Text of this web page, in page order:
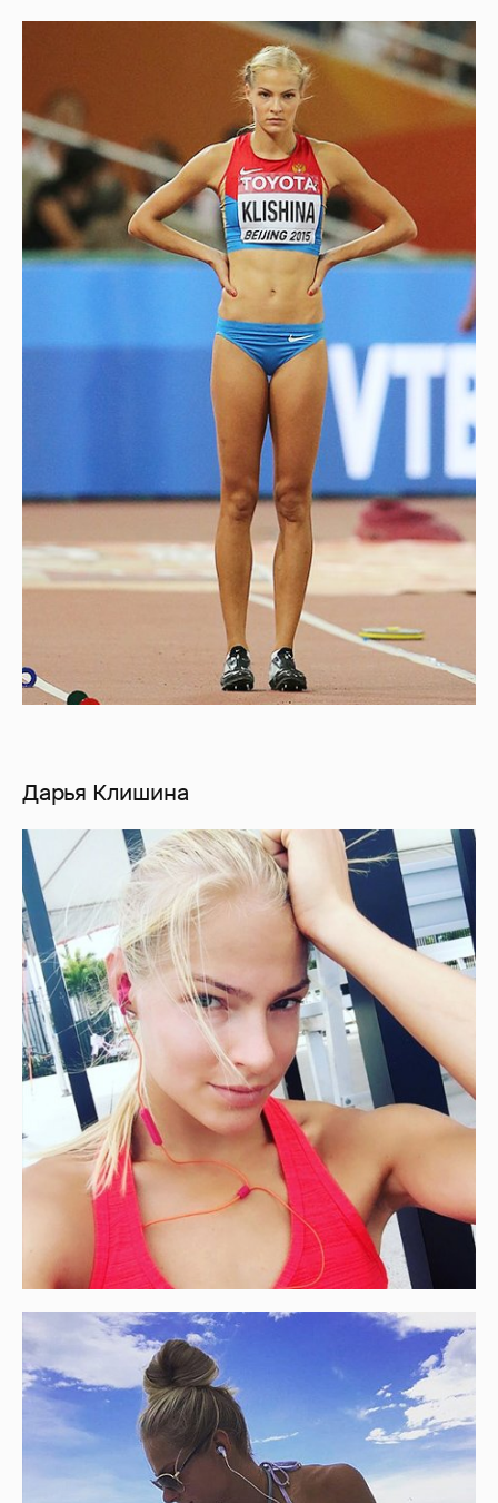
Дарья Клишина